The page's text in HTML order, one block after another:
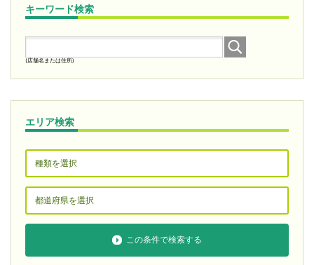
キーワード検索
(店舗名または住所)
エリア検索
この条件で検索する